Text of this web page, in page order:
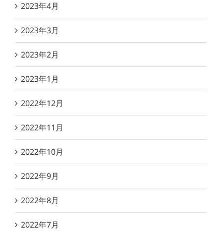
2023年4月
2023年3月
2023年2月
2023年1月
2022年12月
2022年11月
2022年10月
2022年9月
2022年8月
2022年7月